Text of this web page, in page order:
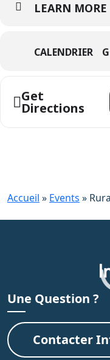
LEARN MORE
CALENDRIER
Get
Directions
Accueil » Events »
Une Question ?
Contacter